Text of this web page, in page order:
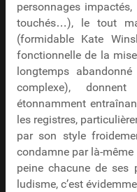
personnages
touchés…), le tout
(formidable Kate
fonctionnelle de la
longtemps
complexe),
étonnamment
les registres,
par son style
condamne par là-
peine chacune de ses
ludisme, c’est